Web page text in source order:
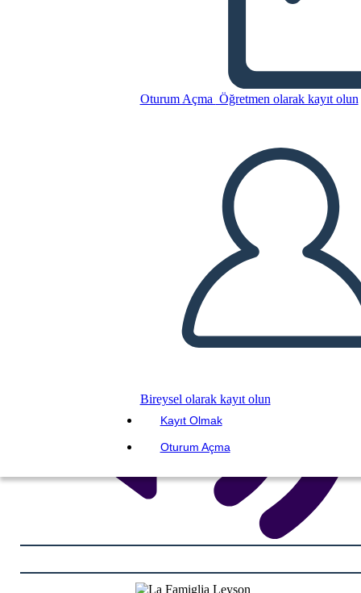
Oturum Açma Öğretmen olarak kayıt olun
Bireysel olarak kayıt olun
Kayıt Olmak
Oturum Açma
La Famiglia Leyson
BİR HİKAYE PANOSU OLUŞTUR
SLAYT GÖSTERİSİNİ OYNAT
BENİ OKU